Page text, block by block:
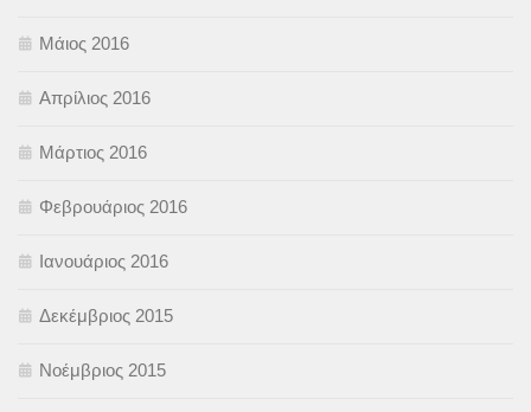
Μάιος 2016
Απρίλιος 2016
Μάρτιος 2016
Φεβρουάριος 2016
Ιανουάριος 2016
Δεκέμβριος 2015
Νοέμβριος 2015